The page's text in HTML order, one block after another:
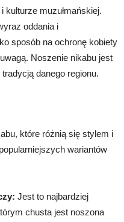
kulturze muzułmańskiej.
oddania i
sposób na ochronę kobiety
Noszenie nikabu jest
danego regionu.
które różnią się stylem i
wariantów
Jest to najbardziej
chusta jest noszona